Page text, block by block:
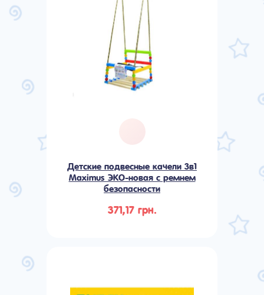
Детские подвесные качели 3в1
Maximus ЭКО-новая с ремнем
безопасности
371,17 грн.